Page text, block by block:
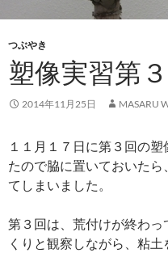
つぶやき
塑像実習第
2014年11月25日 MASARU
１１月１７日に第３回の
たので脇に置いておいた
てしまいました。
第３回は、荒付けが終わ
くりと観察しながら、粘